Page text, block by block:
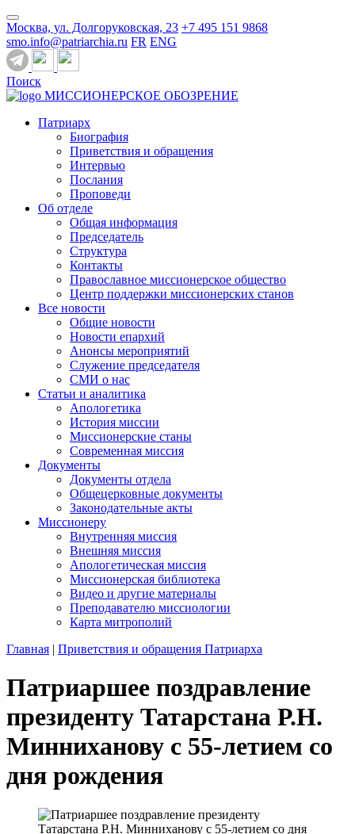
Москва, ул. Долгоруковская, 23 +7 495 151 9868
smo.info@patriarchia.ru FR ENG
Поиск
МИССИОНЕРСКОЕ ОБОЗРЕНИЕ
Патриарх
Биография
Приветствия и обращения
Интервью
Послания
Проповеди
Об отделе
Общая информация
Председатель
Структура
Контакты
Православное миссионерское общество
Центр поддержки миссионерских станов
Все новости
Общие новости
Новости епархий
Анонсы мероприятий
Служение председателя
СМИ о нас
Статьи и аналитика
Апологетика
История миссии
Миссионерские станы
Современная миссия
Документы
Документы отдела
Общецерковные документы
Законодательные акты
Миссионеру
Внутренняя миссия
Внешняя миссия
Апологетическая миссия
Миссионерская библиотека
Видео и другие материалы
Преподавателю миссиологии
Карта митрополий
Главная | Приветствия и обращения Патриарха
Патриаршее поздравление
президенту Татарстана Р.Н.
Минниханову с 55-летием со
дня рождения